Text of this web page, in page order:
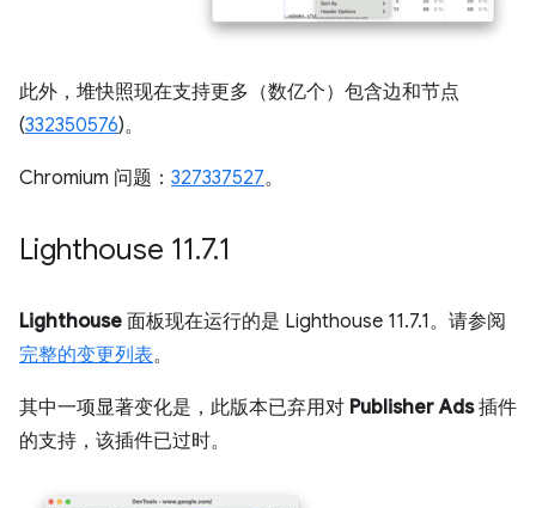
此外，堆快照现在支持更多（数亿个）包含边和节点
(332350576)。
Chromium 问题： 327337527。
Lighthouse 11.7.1
Lighthouse 面板现在运行的是 Lighthouse 11.7.1。请参阅
完整的变更列表。
其中一项显著变化是，此版本已弃用对 Publisher Ads插件
的支持，该插件已过时。